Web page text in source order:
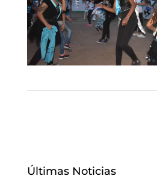
Últimas Noticias